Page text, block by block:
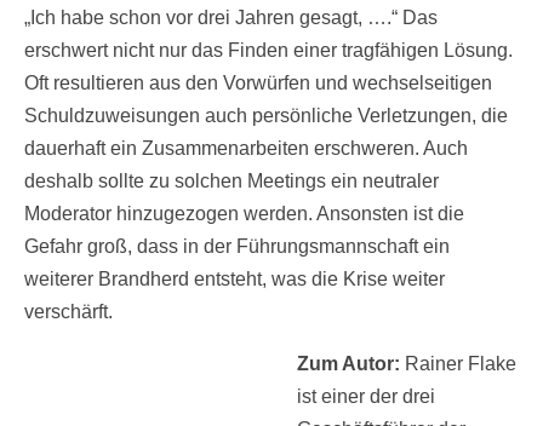
„Ich habe schon vor drei Jahren gesagt, ….“ Das
erschwert nicht nur das Finden einer tragfähigen Lösung.
Oft resultieren aus den Vorwürfen und wechselseitigen
Schuldzuweisungen auch persönliche Verletzungen, die
dauerhaft ein Zusammenarbeiten erschweren. Auch
deshalb sollte zu solchen Meetings ein neutraler
Moderator hinzugezogen werden. Ansonsten ist die
Gefahr groß, dass in der Führungsmannschaft ein
weiterer Brandherd entsteht, was die Krise weiter
verschärft.
Zum Autor: Rainer Flake
ist einer der drei